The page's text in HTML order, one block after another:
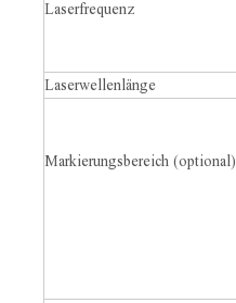
Laserfrequenz
Laserwellenlänge
Markierungsbereich (optional)